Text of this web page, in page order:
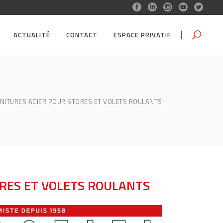
ACTUALITÉ CONTACT ESPACE PRIVATIF
ACIER POUR STORES ET VOLETS ROULANTS
ET VOLETS ROULANTS